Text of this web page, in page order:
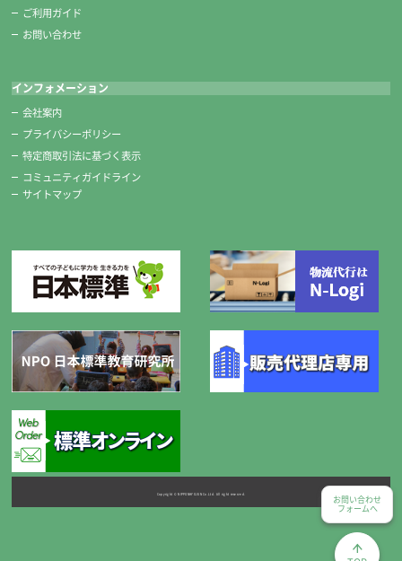
ご利用ガイド
お問い合わせ
インフォメーション
会社案内
プライバシーポリシー
特定商取引法に基づく表示
コミュニティガイドライン
サイトマップ
Copyright © NIPPONHYOJUN Co.Ltd. All right reserved.
お問い合わせ
フォームへ